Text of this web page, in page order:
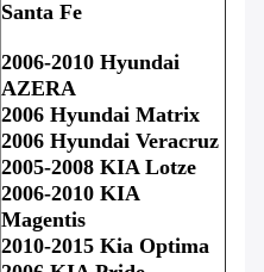
Santa Fe
2006-2010 Hyundai
AZERA
2006 Hyundai Matrix
2006 Hyundai Veracruz
2005-2008 KIA Lotze
2006-2010 KIA
Magentis
2010-2015 Kia Optima